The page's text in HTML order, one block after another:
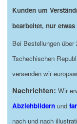
Kunden um
bearbeitet, nur etwas
Bei Bestellungen
Tschechischen
versenden wir
Nachrichten: Wir
Abziehbildern und
nach und nach